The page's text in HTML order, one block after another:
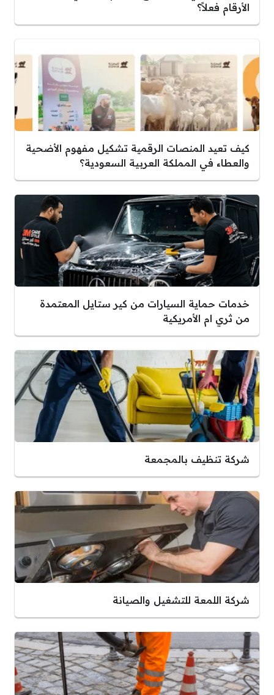
الأرقام فعلاً؟
كيف تعيد المنصات الرقمية تشكيل مفهوم الأضحية
والعطاء في المملكة العربية السعودية؟
خدمات حماية السيارات من كير ستايل المعتمدة
من ثري ام الأمريكية
شركة تنظيف بالمجمعة
شركة اللمعة للتشغيل والصيانة